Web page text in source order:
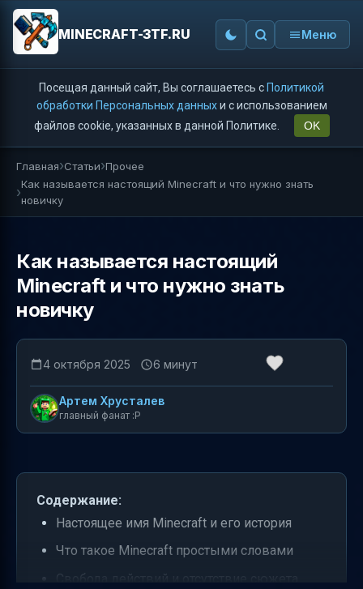
MINECRAFT-3TF.RU Меню
Посещая данный сайт, Вы соглашаетесь с Политикой
обработки Персональных данныхи с использованием
файлов cookie, указанных в данной Политике.
OK
Главная Статьи Прочее
Как называется настоящий Minecraft и что нужно знать
новичку
Как называется настоящий
Minecraft и что нужно знать
новичку
4 октября 2025 6 минут
Артем Хрусталев
главный фанат :P
Содержание:
Настоящее имя Minecraft и его история
Что такое Minecraft простыми словами
Свобода действий и отсутствие сюжета